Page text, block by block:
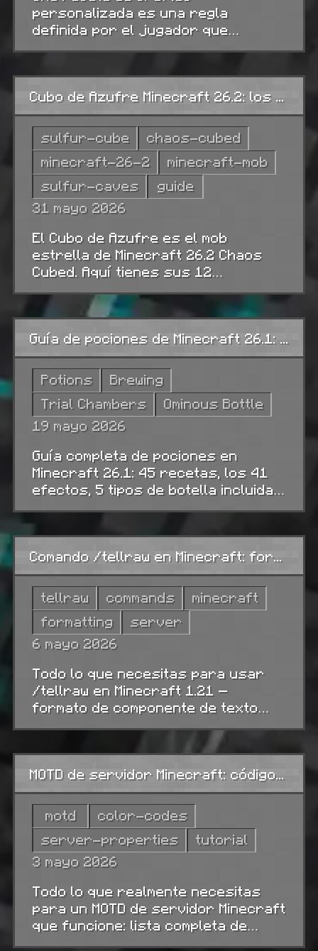
personalizada es una regla
definida por el jugador que
convierte un conjunto de
Minecraft Java 1.21+ se añade con
un datapack — una pequeña carpeta
que contiene un archivo JSON de
receta.
Cubo de Azufre Minecraft 26.2: los 12 arquetipos
31 mayo 2026
sulfur-cube
chaos-cubed
minecraft-26-2
minecraft-mob
sulfur-caves
guide
El Cubo de Azufre es el mob
estrella de Minecraft 26.2 Chaos
Cubed. Aquí tienes sus 12
arquetipos, el bloque que activa
cada uno, cómo capturarlo y
hacerlo crecer y los errores que
más cubos arruinan.
Guía de pociones de Minecraft 26.1: recetas, efectos y todos los tipos de botella
19 mayo 2026
Potions
Brewing
Trial Chambers
Ominous Bottle
Guía completa de pociones en
Minecraft 26.1: 45 recetas, los 41
efectos, 5 tipos de botella incluida
la Botella ominosa, modificadores y
diez recetas listas para copiar.
Comando /tellraw en Minecraft: formato JSON, eventos de clic y ejemplos
6 mayo 2026
tellraw commands
minecraft
formatting
server
Todo lo que necesitas para usar
/tellraw en Minecraft 1.21 —
formato de componente de texto
JSON, eventos click y hover,
selectores de objetivo y 10
ejemplos listos para pegar en
bloques de comando o la consola
del servidor.
MOTD de servidor Minecraft: códigos de color, formato y ejemplos que funcionan
3 mayo 2026
motd
color-codes
server-properties
tutorial
Todo lo que realmente necesitas
para un MOTD de servidor Minecraft
que funcione: lista completa de
códigos de color y formato, sintaxis